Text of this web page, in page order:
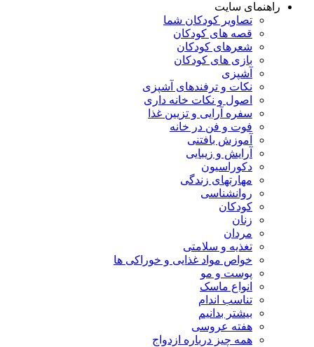
راهنمای سایت
تصاویر کودکان شما
قصه های کودکان
شعرهای کودکان
بازی های کودکان
آشپزی
نکات و ترفندهای آشپزی
اصول و نکات خانه داری
سفره آرایی و تزیین غذا
فوت و فن در خانه
آموزش بافتنی
آرایش و زیبایی
دکوراسیون
مهارتهای زندگی
روانشناسی
کودکان
زنان
مردان
تغذیه و سلامتی
خواص مواد غذایی و خوراکی ها
پوست و مو
انواع ماسک
تناسب اندام
بیشتر بدانیم
هفته عروسی
همه چیز درباره ازدواج